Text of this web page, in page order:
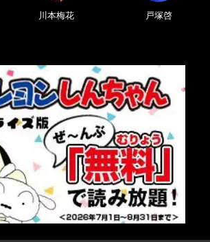
川本梅花 戸塚啓